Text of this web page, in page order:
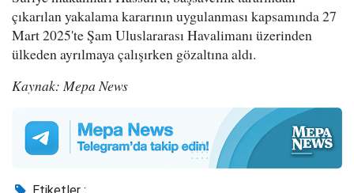
çıkarılan yakalama kararının uygulanması kapsamında 27
Mart 2025'te Şam Uluslararası Havalimanı üzerinden
ülkeden ayrılmaya çalışırken gözaltına aldı.
Kaynak: Mepa News